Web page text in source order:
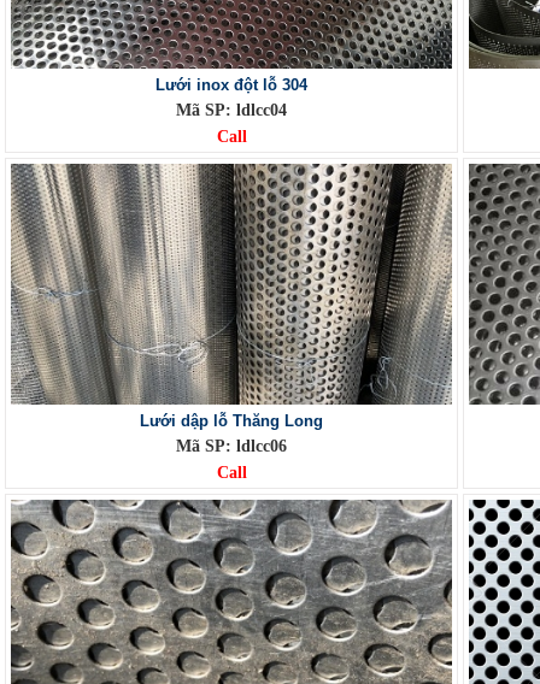
Lưới inox đột lỗ 304
Mã SP: ldlcc04
Call
Lưới dập lỗ Thăng Long
Mã SP: ldlcc06
Call